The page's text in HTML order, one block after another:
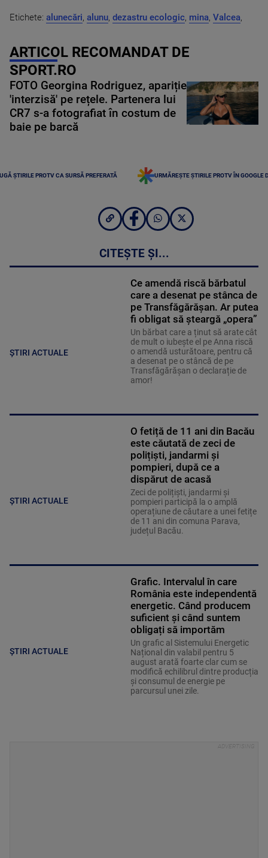
Etichete: alunecări, alunu, dezastru ecologic, mina, Valcea,
ARTICOL RECOMANDAT DE
SPORT.RO
FOTO Georgina Rodriguez, apariție
'interzisă' pe rețele. Partenera lui
CR7 s-a fotografiat în costum de
baie pe barcă
ȘTIRILE PROTV CA SURSĂ PREFERATĂ URMĂREȘTE ȘTIRILE PROTV ÎN GOOGLE
CITEȘTE ȘI...
ȘTIRI ACTUALE
Ce amendă riscă bărbatul
care a desenat pe stânca de
pe Transfăgărășan. Ar putea
fi obligat să șteargă „opera”
Un bărbat care a ținut să arate cât
de mult o iubește el pe Anna riscă
o amendă usturătoare, pentru că
a desenat pe o stâncă de pe
Transfăgărășan o declarație de
amor!
ȘTIRI ACTUALE
O fetiță de 11 ani din Bacău
este căutată de zeci de
polițiști, jandarmi și
pompieri, după ce a
dispărut de acasă
Zeci de polițiști, jandarmi și
pompieri participă la o amplă
operațiune de căutare a unei fetițe
de 11 ani din comuna Parava,
județul Bacău.
ȘTIRI ACTUALE
Grafic. Intervalul în care
România este independentă
energetic. Când producem
suficient și când suntem
obligați să importăm
Un grafic al Sistemului Energetic
Național din valabil pentru 5
august arată foarte clar cum se
modifică echilibrul dintre producția
și consumul de energie pe
parcursul unei zile.